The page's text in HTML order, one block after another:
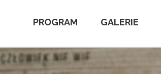
PROGRAM GALERIE